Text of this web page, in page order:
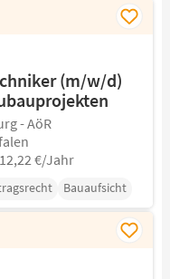
(m/w/d)
- AöR
€/Jahr
Bauaufsicht